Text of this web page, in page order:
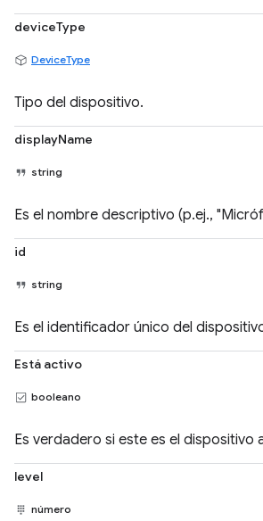
deviceType
DeviceType
Tipo del dispositivo.
displayName
string
Es el nombre descriptivo (p.ej.,
id
string
Es el identificador único del
Está activo
booleano
Es verdadero si este es el dispositivo
level
número